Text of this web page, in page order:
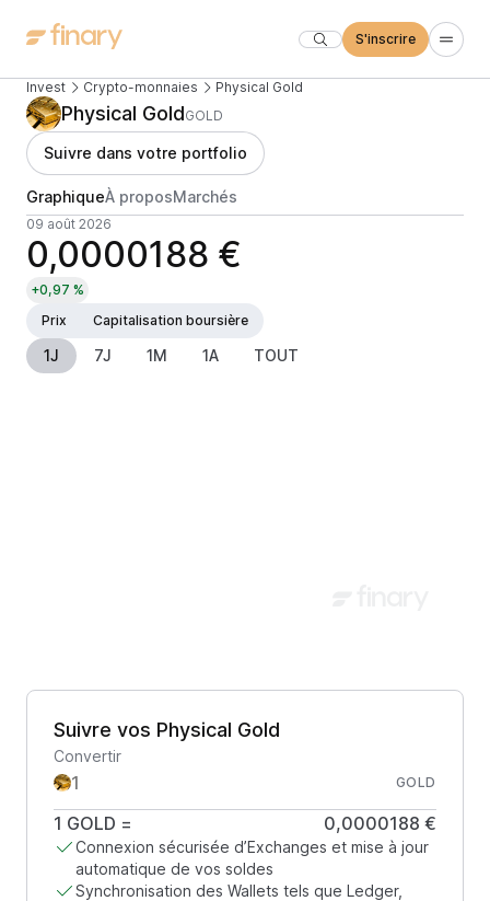
S'inscrire
Invest Crypto-monnaies Physical Gold
Physical GoldGOLD
Suivre dans votre portfolio
GraphiqueÀ proposMarchés
09 août 2026
0,0000188 €
+0,97 %
Prix
Capitalisation boursière
1J 7J 1M 1A TOUT
Suivre vos Physical Gold
Convertir
GOLD
1 GOLD = 0,0000188 €
Connexion sécurisée d’Exchanges et mise à jour
automatique de vos soldes
Synchronisation des Wallets tels que Ledger,